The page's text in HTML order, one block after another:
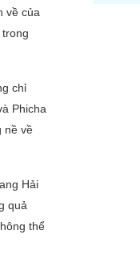
về của
chỉ
Phicha
nề về
Hải
quả
thể